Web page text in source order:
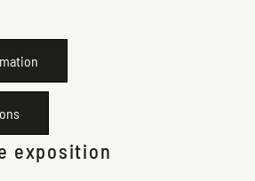
exposition